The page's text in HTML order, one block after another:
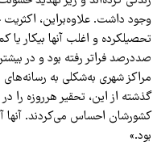
تحصیلکرده و اغلب آنها بیکار
مراکز شهری به‌شکلی به رسانه‌های
گذشته از این، تحقیر هرروزه
کشورشان احساس می‌کردند. آنها
بود.»